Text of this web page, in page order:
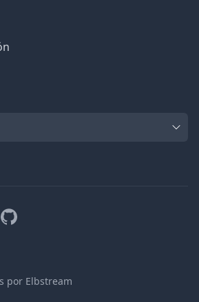
GitHub
por Elbstream